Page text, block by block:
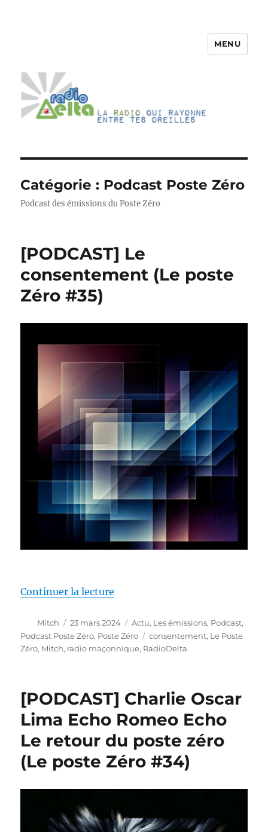
MENU
Catégorie : Podcast Poste Zéro
Podcast des émissions du Poste Zéro
[PODCAST] Le
consentement (Le poste
Zéro #35)
Continuer la lecture
Auteur
Mitch
Publié
le
23 mars 2024 Catégories
Actu, Les émissions, Podcast,
Podcast Poste Zéro, Poste Zéro Étiquettes
consentement, Le Poste
Zéro, Mitch, radio maçonnique, RadioDelta
[PODCAST] Charlie Oscar
Lima Echo Romeo Echo
Le retour du poste zéro
(Le poste Zéro #34)